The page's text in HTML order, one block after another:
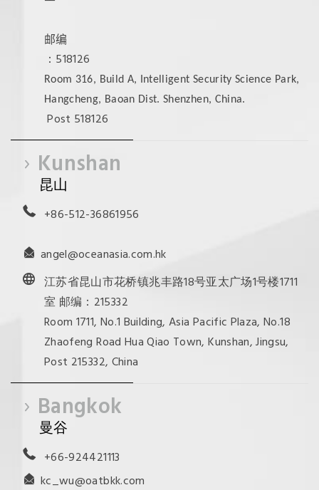
邮编
：518126
Room 316, Build A, Intelligent Security Science Park,
Hangcheng, Baoan Dist. Shenzhen, China.
Post 518126
Kunshan
昆山
+86-512-36861956
angel@oceanasia.com.hk
江苏省昆山市花桥镇兆丰路18号亚太广场1号楼1711
室 邮编：215332
Room 1711, No.1 Building, Asia Pacific Plaza, No.18
Zhaofeng Road Hua Qiao Town, Kunshan, Jingsu,
Post 215332, China
Bangkok
曼谷
+66-924421113
kc_wu@oatbkk.com